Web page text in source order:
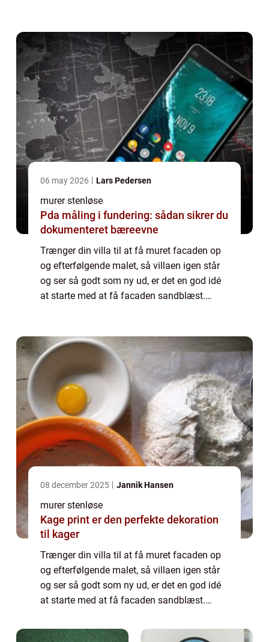
06 may 2026 Lars Pedersen
murer stenløse
Pda måling i fundering: sådan sikrer du
dokumenteret bæreevne
Trænger din villa til at få muret facaden op
og efterfølgende malet, så villaen igen står
og ser så godt som ny ud, er det en god idé
at starte med at få facaden sandblæst.
08 december 2025 Jannik Hansen
murer stenløse
Kage print er den perfekte dekoration
til kager
Trænger din villa til at få muret facaden op
og efterfølgende malet, så villaen igen står
og ser så godt som ny ud, er det en god idé
at starte med at få facaden sandblæst.
sandblæst er, at sandblæsningen fjer...